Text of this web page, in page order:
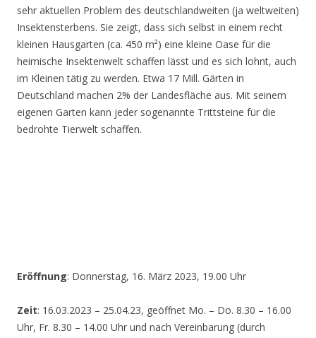
sehr aktuellen Problem des deutschlandweiten (ja weltweiten)
Insektensterbens. Sie zeigt, dass sich selbst in einem recht
kleinen Hausgarten (ca. 450 m²) eine kleine Oase für die
heimische Insektenwelt schaffen lässt und es sich lohnt, auch
im Kleinen tätig zu werden. Etwa 17 Mill. Gärten in
Deutschland machen 2% der Landesfläche aus. Mit seinem
eigenen Garten kann jeder sogenannte Trittsteine für die
bedrohte Tierwelt schaffen.
Eröffnung: Donnerstag, 16. März 2023, 19.00 Uhr
Zeit: 16.03.2023 – 25.04.23, geöffnet Mo. – Do. 8.30 – 16.00
Uhr, Fr. 8.30 – 14.00 Uhr und nach Vereinbarung (durch